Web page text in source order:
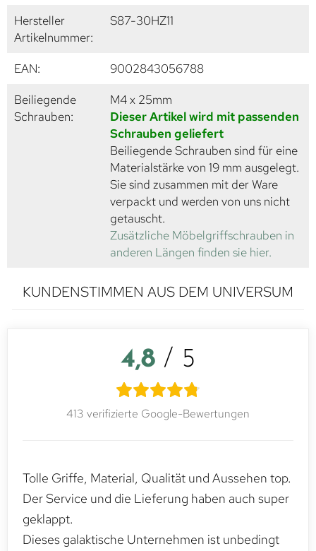
Hersteller
Artikelnummer:
S87-30HZ11
EAN:
9002843056788
Beiliegende
Schrauben:
M4 x 25mm
Dieser Artikel wird mit passenden
Schrauben geliefert
Beiliegende Schrauben sind für eine
Materialstärke von 19 mm ausgelegt.
Sie sind zusammen mit der Ware
verpackt und werden von uns nicht
getauscht.
Zusätzliche Möbelgriffschrauben in
anderen Längen finden sie hier.
KUNDENSTIMMEN AUS DEM UNIVERSUM
4,8 / 5
413 verifizierte Google-Bewertungen
Tolle Griffe, Material, Qualität und Aussehen top.
Der Service und die Lieferung haben auch super
geklappt.
Dieses galaktische Unternehmen ist unbedingt